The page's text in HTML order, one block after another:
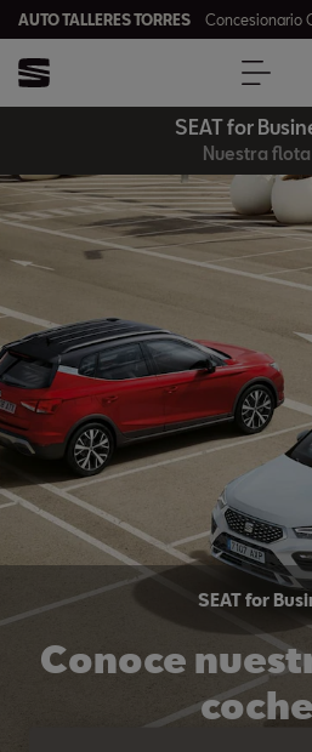
AUTO TALLERES TORRES Concesionario
SEAT for
Nuestra flota
SEAT for
Conoce